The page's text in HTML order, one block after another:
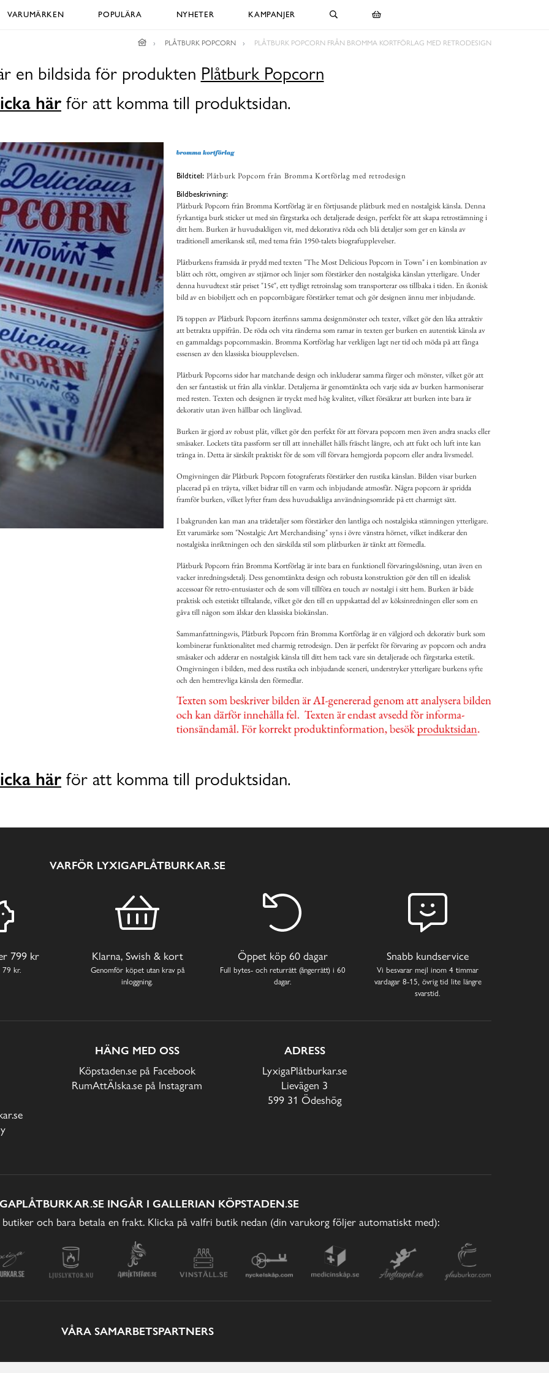
VARUMÄRKEN POPULÄRA NYHETER KAMPANJER
PLÅTBURK POPCORN PLÅTBURK POPCORN FRÅN BROMMA KORTFÖRLAG MED RETRODESIGN
en bildsida för produkten Plåtburk Popcorn
här för att komma till produktsidan.
Bildtitel: Plåtburk Popcorn från Bromma Kortförlag med retrodesign
Bildbeskrivning:
Plåtburk Popcorn från Bromma Kortförlag är en förtjusande plåtburk med en nostalgisk känsla. Denna
fyrkantiga burk sticker ut med sin färgstarka och detaljerade design, perfekt för att skapa retrostämning i
ditt hem. Burken är huvudsakligen vit, med dekorativa röda och blå detaljer som ger en känsla av
traditionell amerikansk stil, med tema från 1950-talets biografupplevelser.
Plåtburkens framsida är prydd med texten "The Most Delicious Popcorn in Town" i en kombination av
blått och rött, omgiven av stjärnor och linjer som förstärker den nostalgiska känslan ytterligare. Under
denna huvudtext står priset "15¢", ett tydligt retroinslag som transporterar oss tillbaka i tiden. En ikonisk
bild av en biobiljett och en popcornbägare förstärker temat och gör designen ännu mer inbjudande.
På toppen av Plåtburk Popcorn återfinns samma designmönster och texter, vilket gör den lika attraktiv
att betrakta uppifrån. De röda och vita ränderna som ramar in texten ger burken en autentisk känsla av
en gammaldags popcornmaskin. Bromma Kortförlag har verkligen lagt ner tid och möda på att fånga
essensen av den klassiska bioupplevelsen.
Plåtburk Popcorns sidor har matchande design och inkluderar samma färger och mönster, vilket gör att
den ser fantastisk ut från alla vinklar. Detaljerna är genomtänkta och varje sida av burken harmoniserar
med resten. Texten och designen är tryckt med hög kvalitet, vilket försäkrar att burken inte bara är
dekorativ utan även hållbar och långlivad.
Burken är gjord av robust plåt, vilket gör den perfekt för att förvara popcorn men även andra snacks eller
småsaker. Lockets täta passform ser till att innehållet hålls fräscht längre, och att fukt och luft inte kan
tränga in. Detta är särskilt praktiskt för de som vill förvara hemgjorda popcorn eller andra livsmedel.
Omgivningen där Plåtburk Popcorn fotograferats förstärker den rustika känslan. Bilden visar burken
placerad på en träyta, vilket bidrar till en varm och inbjudande atmosfär. Några popcorn är spridda
framför burken, vilket lyfter fram dess huvudsakliga användningsområde på ett charmigt sätt.
I bakgrunden kan man ana trädetaljer som förstärker den lantliga och nostalgiska stämningen ytterligare.
Ett varumärke som "Nostalgic Art Merchandising" syns i övre vänstra hörnet, vilket indikerar den
nostalgiska inriktningen och den särskilda stil som plåtburken är tänkt att förmedla.
Plåtburk Popcorn från Bromma Kortförlag är inte bara en funktionell förvaringslösning, utan även en
vacker inredningsdetalj. Dess genomtänkta design och robusta konstruktion gör den till en idealisk
accessoar för retro-entusiaster och de som vill tillföra en touch av nostalgi i sitt hem. Burken är både
praktisk och estetiskt tilltalande, vilket gör den till en uppskattad del av köksinredningen eller som en
gåva till någon som älskar den klassiska biokänslan.
Sammanfattningsvis, Plåtburk Popcorn från Bromma Kortförlag är en välgjord och dekorativ burk som
kombinerar funktionalitet med charmig retrodesign. Den är perfekt för förvaring av popcorn och andra
småsaker och adderar en nostalgisk känsla till ditt hem tack vare sin detaljerade och färgstarka estetik.
Omgivningen i bilden, med dess rustika och inbjudande sceneri, understryker ytterligare burkens syfte
och den hemtrevliga känsla den förmedlar.
här för att komma till produktsidan.
VARFÖR LYXIGAPLÅTBURKAR.SE
799 kr
79 kr.
Klarna, Swish & kort
Genomför köpet utan krav på
inloggning.
Öppet köp 60 dagar
Full bytes- och returrätt (ångerrätt) i 60
dagar.
Snabb kundservice
Vi besvarar mejl inom 4 timmar
vardagar 8-15, övrig tid lite längre
svarstid.
HÄNG MED OSS
Köpstaden.se på Facebook
RumAttÄlska.se på Instagram
ADRESS
LyxigaPlåtburkar.se
Lievägen 3
599 31 Ödeshög
INGÅR I GALLERIAN KÖPSTADEN.SE
och bara betala en frakt. Klicka på valfri butik nedan (din varukorg följer automatiskt med):
VÅRA SAMARBETSPARTNERS